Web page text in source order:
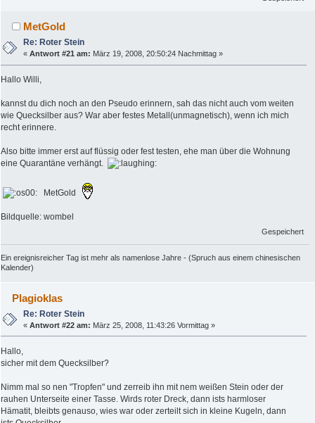
MetGold
Re: Roter Stein
«Antwort #21 am: März 19, 2008, 20:50:24 Nachmittag »
Hallo Willi,
kannst du dich noch an den Pseudo erinnern, sah das nicht auch vom weiten
wie Quecksilber aus? War aber festes Metall(unmagnetisch), wenn ich mich
recht erinnere.
Also bitte immer erst auf flüssig oder fest testen, ehe man über die Wohnung
eine Quarantäne verhängt.
MetGold
Bildquelle: wombel
Gespeichert
Ein ereignisreicher Tag ist mehr als namenlose Jahre - (Spruch aus einem chinesischen
Kalender)
Plagioklas
Re: Roter Stein
«Antwort #22 am: März 25, 2008, 11:43:26 Vormittag »
Hallo,
sicher mit dem Quecksilber?
Nimm mal so nen "Tropfen" und zerreib ihn mit nem weißen Stein oder der
rauhen Unterseite einer Tasse. Wirds roter Dreck, dann ists harmloser
Hämatit, bleibts genauso, wies war oder zerteilt sich in kleine Kugeln, dann